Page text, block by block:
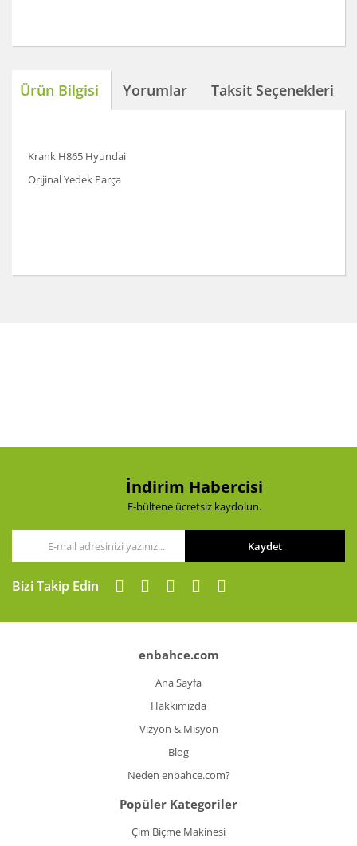
Ürün Bilgisi Yorumlar Taksit Seçenekleri
Krank H865 Hyundai
Orijinal Yedek Parça
Ürün fiyatı diğer sitelerden daha pahalı.
Gönder
İndirim Habercisi
E-bültene ücretsiz kaydolun.
Kaydet
Bizi Takip Edin
enbahce.com
Ana Sayfa
Hakkımızda
Vizyon & Misyon
Blog
Neden enbahce.com?
Popüler Kategoriler
Çim Biçme Makinesi